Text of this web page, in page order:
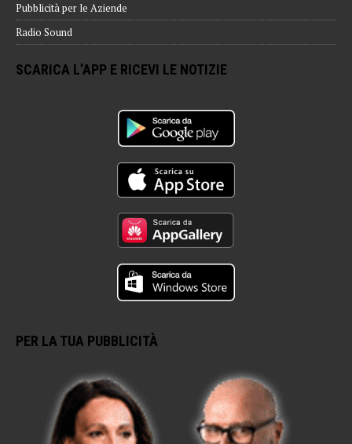
Pubblicità per le Aziende
Radio Sound
SCARICA L’APP E RICEVI LE NOTIZIE
PER LA TUA PUBBLICITÀ